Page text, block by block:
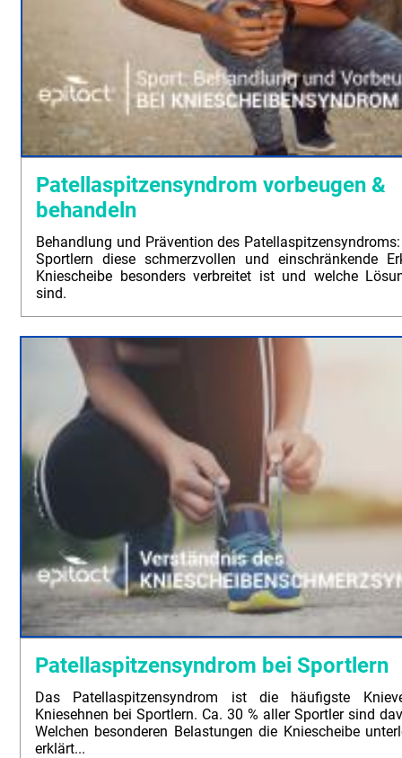
Patellaspitzensyndrom vorbeugen &
behandeln
Behandlung und Prävention des
Sportlern diese schmerzvollen und einschränkende
Kniescheibe besonders verbreitet ist und welche
sind.
Patellaspitzensyndrom bei Sportlern
Das Patellaspitzensyndrom ist die häufigste
Kniesehnen bei Sportlern. Ca. 30 % aller Sportler sind
Welchen besonderen Belastungen die Kniescheibe
erklärt...